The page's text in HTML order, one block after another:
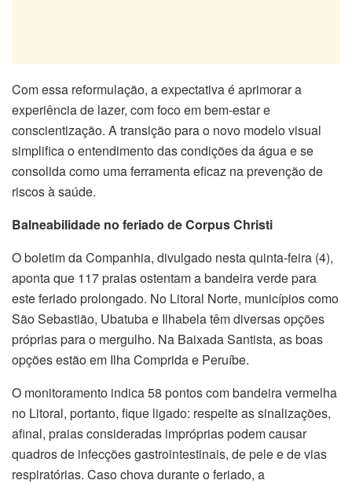
Com essa reformulação, a expectativa é aprimorar a
experiência de lazer, com foco em bem-estar e
conscientização. A transição para o novo modelo visual
simplifica o entendimento das condições da água e se
consolida como uma ferramenta eficaz na prevenção de
riscos à saúde.
Balneabilidade no feriado de Corpus Christi
O boletim da Companhia, divulgado nesta quinta-feira (4),
aponta que 117 praias ostentam a bandeira verde para
este feriado prolongado. No Litoral Norte, municípios como
São Sebastião, Ubatuba e Ilhabela têm diversas opções
próprias para o mergulho. Na Baixada Santista, as boas
opções estão em Ilha Comprida e Peruíbe.
O monitoramento indica 58 pontos com bandeira vermelha
no Litoral, portanto, fique ligado: respeite as sinalizações,
afinal, praias consideradas impróprias podem causar
quadros de infecções gastrointestinais, de pele e de vias
respiratórias. Caso chova durante o feriado, a